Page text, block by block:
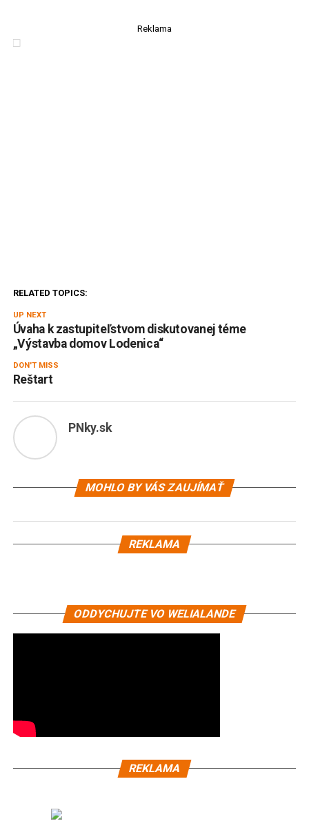
Reklama
RELATED TOPICS:
UP NEXT
Úvaha k zastupiteľstvom diskutovanej téme
„Výstavba domov Lodenica“
DON'T MISS
Reštart
PNky.sk
MOHLO BY VÁS ZAUJÍMAŤ
REKLAMA
ODDYCHUJTE VO WELIALANDE
REKLAMA